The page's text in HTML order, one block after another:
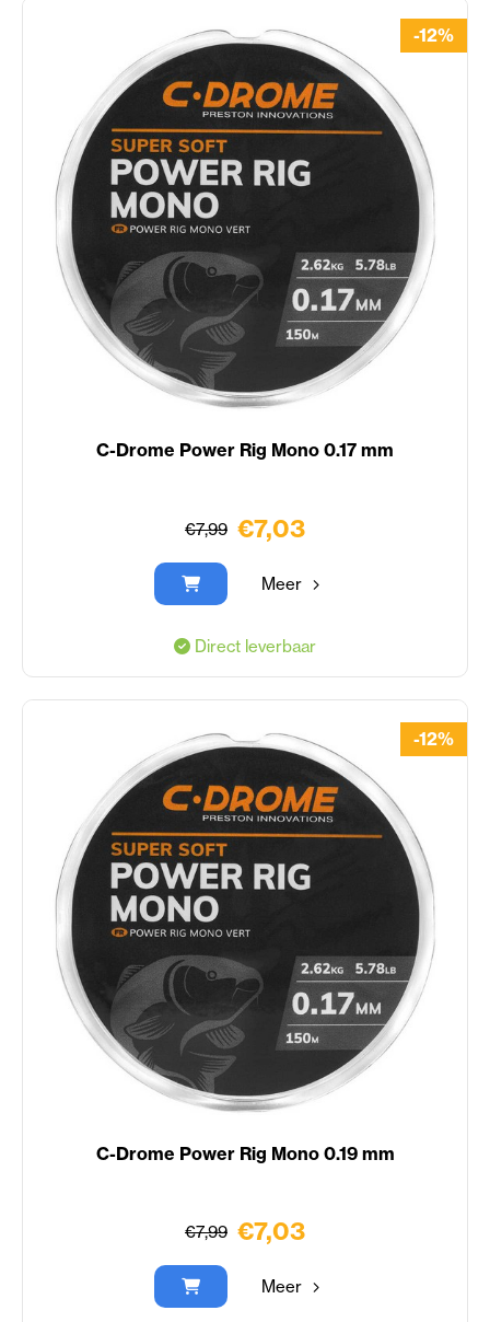
C-Drome Power Rig Mono 0.17 mm
€7,99
-12%
€7,03
Meer
Direct leverbaar
C-Drome Power Rig Mono 0.19 mm
€7,99
-12%
€7,03
Meer